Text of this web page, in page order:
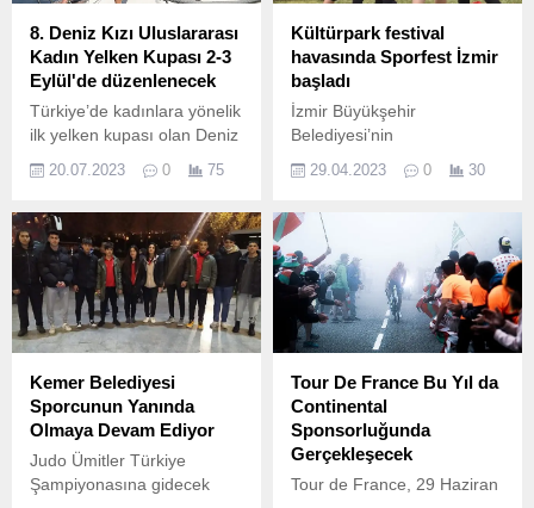
8. Deniz Kızı Uluslararası
Kadın Yelken Kupası 2-3
Eylül'de düzenlenecek
Türkiye’de kadınlara yönelik
ilk yelken kupası olan Deniz
Yelken Kupası’na katılan
20.07.2023 0 75
Kültürpark festival
havasında Sporfest İzmir
başladı
İzmir Büyükşehir
Belediyesi’nin
Pazar günü koşulacak
Kültürpark’ta ikinci kez
düzenlenen Sporfest İzmir
renkli görüntülerle başladı.
29.04.2023 0 30
Kemer Belediyesi
Sporcunun Yanında
Olmaya Devam Ediyor
Judo Ümitler Türkiye
Şampiyonasına gidecek
Tour De France Bu Yıl da
Continental
Sponsorluğunda
Gerçekleşecek
Tour de France, 29 Haziran